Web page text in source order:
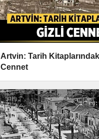
Artvin: Tarih
Cennet